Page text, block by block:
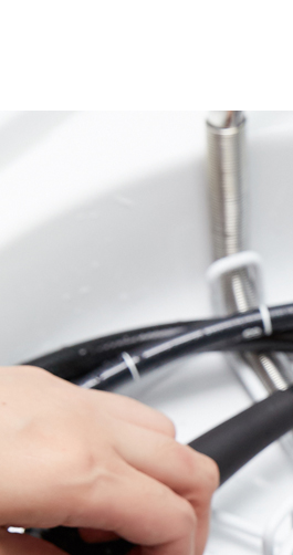
내과, 건강검진, 당일 대장내시경, 5대암
향상과 인구의 고령화로 인해 성인병
험공단 (일반검진, 암검진, 생애전환기
많은 관심과 사랑으로 지금의 모습으로
강검진, 내시경, 초음파, 내과, 수액
애전환기검진, 5대암검진, 학생검진, 개
, 당일 대장내시경, 당일 용종절제술, 수면
압, 갑상선, 소화기, 호흡기, 순환기, 골다
~ pm 6:00, 수요일 am 8:00 ~ pm
아차산로 373(구의동 246-15) 원이빌딩
스타벅스 건물 3층입니다.